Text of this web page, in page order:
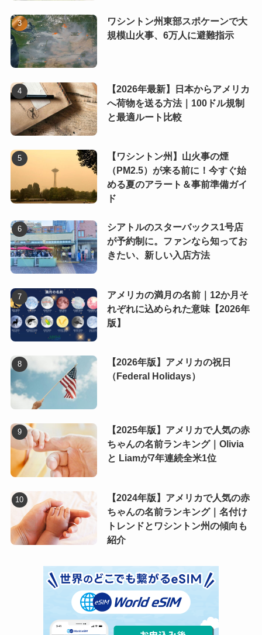
ワシントン州東部スポケーンで大
規模山火事、6万人に避難指示
【2026年最新】日本からアメリカ
へ荷物を送る方法｜100ドル規制
と最適ルート比較
【ワシントン州】山火事の煙
（PM2.5）が来る前に！今すぐ始
める夏のアラート＆事前準備ガイ
ド
シアトルのスターバックス1号店
が予約制に。ファンなら知ってお
きたい、新しい入店方法
アメリカの満月の名前｜12か月そ
れぞれに込められた意味【2026年
版】
【2026年版】アメリカの祝日
（Federal Holidays）
【2025年版】アメリカで人気の赤
ちゃんの名前ランキング｜Olivia
と Liamが7年連続全米1位
【2024年版】アメリカで人気の赤
ちゃんの名前ランキング｜名付け
トレンドとワシントン州の傾向も
紹介